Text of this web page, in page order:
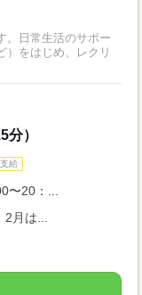
。日常生活のサポー
）をはじめ、レクリ
）
給
20：...
月は...